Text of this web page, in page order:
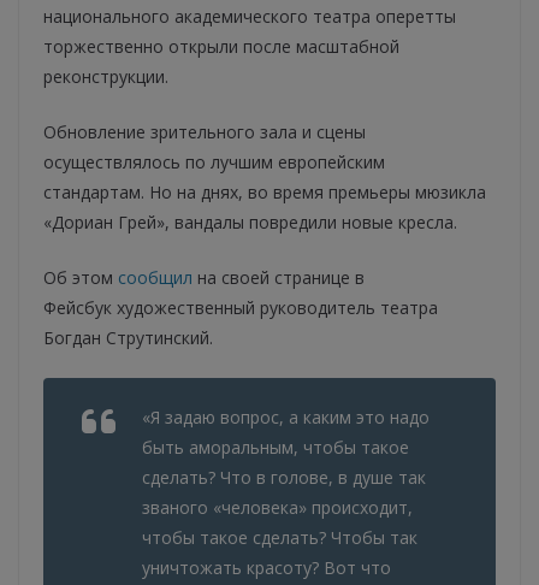
национального академического театра оперетты
торжественно открыли после масштабной
реконструкции.
Обновление зрительного зала и сцены
осуществлялось по лучшим европейским
стандартам. Но на днях, во время премьеры мюзикла
«Дориан Грей», вандалы повредили новые кресла.
Об этом сообщил на своей странице в
Фейсбук художественный руководитель театра
Богдан Струтинский.
«Я задаю вопрос, а каким это надо
быть аморальным, чтобы такое
сделать? Что в голове, в душе так
званого «человека» происходит,
чтобы такое сделать? Чтобы так
уничтожать красоту? Вот что